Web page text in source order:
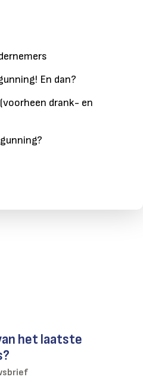
En dan?
drank- en
het laatste